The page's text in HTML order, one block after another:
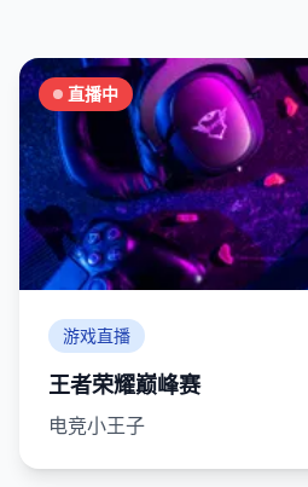
直播中
游戏直播
王者荣耀巅峰赛
电竞小王子